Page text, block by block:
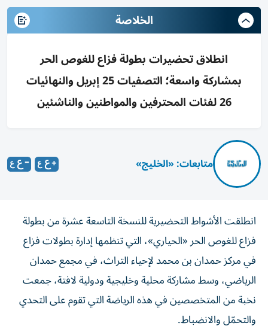
الخلاصة
انطلاق تحضيرات بطولة فزاع للغوص الحر
بمشاركة واسعة؛ التصفيات 25 إبريل والنهائيات
26 لفئات المحترفين والمواطنين والناشئين
متابعات: «الخليج»
انطلقت الأشواط التحضيرية للنسخة التاسعة عشرة من بطولة
فزاع للغوص الحر «الحياري»، التي تنظمها إدارة بطولات فزاع
في مركز حمدان بن محمد لإحياء التراث، في مجمع حمدان
الرياضي، وسط مشاركة محلية وخليجية ودولية لافتة، جمعت
نخبة من المتخصصين في هذه الرياضة التي تقوم على التحدي
والتحمّل والانضباط.